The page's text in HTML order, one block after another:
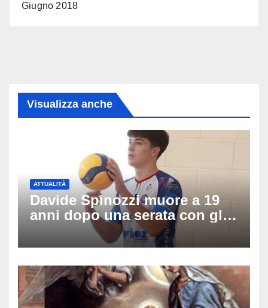
Giugno 2018
Visualizza anche
ATTUALITÀ
Davide Spinozzi muore a 19
anni dopo una serata con gli
amici: il mistero dello
schianto senza frenata